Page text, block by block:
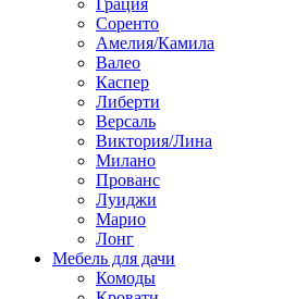
Грация
Соренто
Амелия/Камила
Валео
Каспер
Либерти
Версаль
Виктория/Лина
Милано
Прованс
Луиджи
Марио
Лонг
Мебель для дачи
Комоды